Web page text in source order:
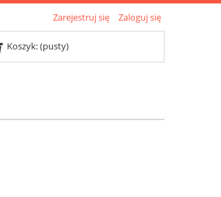
Zarejestruj się Zaloguj się
Koszyk:(pusty)